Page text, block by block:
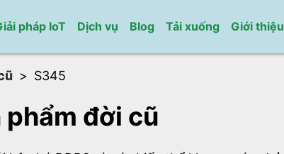
pháp IoT Dịch vụ Blog Tải xuống Giới thiệu
S345
đời cũ